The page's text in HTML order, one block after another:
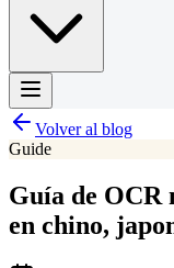
Volver al blog
Guide
Guía de
en chino,